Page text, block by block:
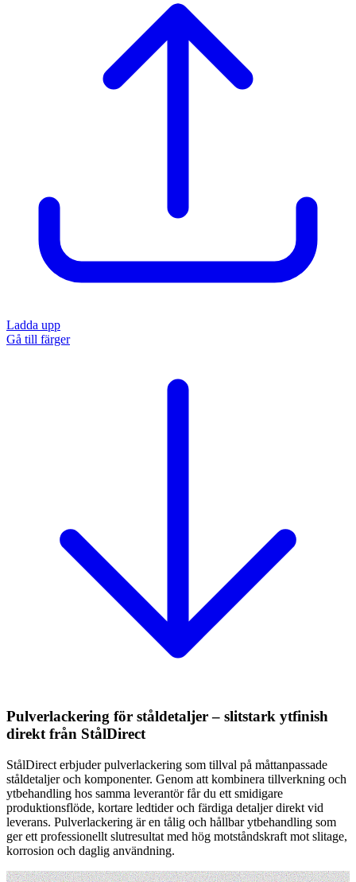
Ladda upp
Gå till färger
Pulverlackering för ståldetaljer – slitstark ytfinish
direkt från StålDirect
StålDirect erbjuder pulverlackering som tillval på måttanpassade
ståldetaljer och komponenter. Genom att kombinera tillverkning och
ytbehandling hos samma leverantör får du ett smidigare
produktionsflöde, kortare ledtider och färdiga detaljer direkt vid
leverans. Pulverlackering är en tålig och hållbar ytbehandling som
ger ett professionellt slutresultat med hög motståndskraft mot slitage,
korrosion och daglig användning.